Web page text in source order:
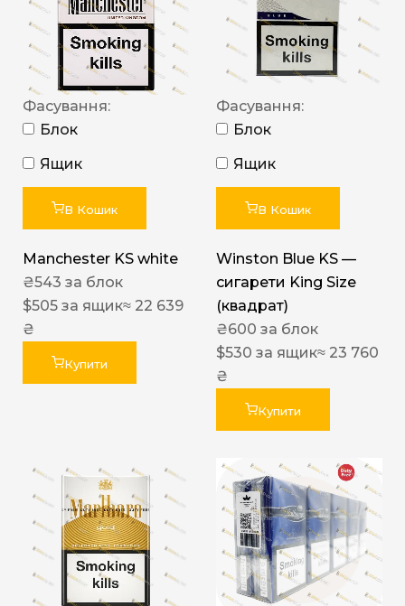
Фасування:
Блок
Ящик
В Кошик
Manchester KS white
₴543 за блок
$505 за ящик≈ 22 639
₴
Купити
Фасування:
Блок
Ящик
В Кошик
Winston Blue KS —
сигарети King Size
(квадрат)
₴600 за блок
$530 за ящик≈ 23 760
₴
Купити